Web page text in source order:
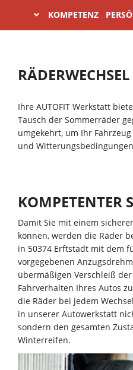
KOMPETENZ
RÄDERWECHSEL
Ihre AUTOFIT Werkstatt
Tausch der Sommerräder
umgekehrt, um Ihr
und
KOMPETENTER
Damit Sie mit einem
können, werden die Räder
in 50374 Erftstadt mit dem
vorgegebenen
übermäßigen Verschleiß
Fahrverhalten Ihres Autos
die Räder bei jedem
in unserer Autowerkstatt
sondern den gesamten
Winterreifen.